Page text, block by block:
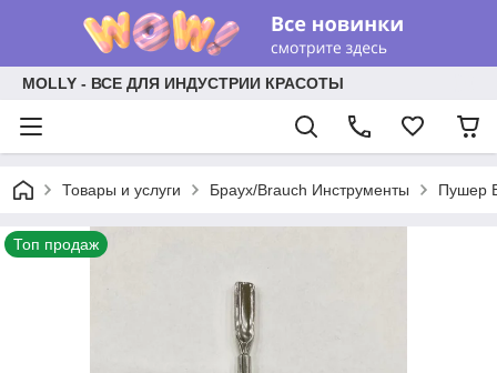
MOLLY - ВСЕ ДЛЯ ИНДУСТРИИ КРАСОТЫ
Товары и услуги Браух/Brauch Инструменты Пушер
Топ продаж